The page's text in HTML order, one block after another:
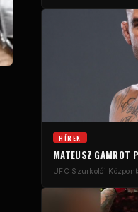
HÍREK
MATEUSZ GAMROT
UFC Szurkolói Központ